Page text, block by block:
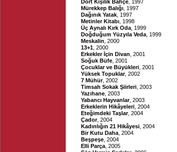
Dört Kişilik Bahçe , 1997
Mürekkep Balığı , 1997
Dağınık Yatak , 1997
Metinler Kitabı , 1998
Üç Aynalı Kırk Oda , 1999
Doğduğum Yüzyıla Veda , 1999
Meskalin , 2000
13+1 , 2000
Erkekler İçin Divan , 2001
Soğuk Büfe , 2001
Çocuklar ve Büyükleri , 2001
Yüksek Topuklar, 2002
7 Mühür, 2002
Timsah Sokak Şiirleri , 2003
Yazıhane , 2003
Yabancı Hayvanlar, 2003
Erkeklerin Hikâyeleri , 2004
Eteğimdeki Taşlar, 2004
Çador, 2004
Kadınlığın 21 Hikâyesi , 2004
Bir Kutu Daha , 2004
Beşpeşe , 2004
Elli Parça , 2005